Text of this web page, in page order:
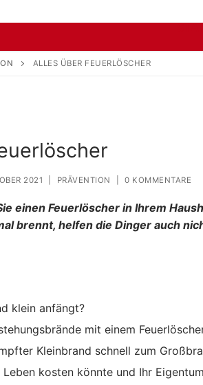
ALLES ÜBER FEUERLÖSCHER
2021 PRÄVENTION 0 KOMMENTARE
einen Feuerlöscher in Ihrem
brennt, helfen die Dinger auch
klein anfängt?
mit einem
Kleinbrand schnell zum
kosten könnte und Ihr